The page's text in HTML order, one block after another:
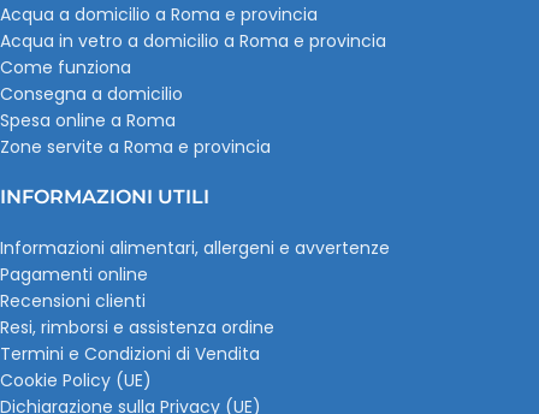
Acqua a domicilio a Roma e provincia
Acqua in vetro a domicilio a Roma e provincia
Come funziona
Consegna a domicilio
Spesa online a Roma
Zone servite a Roma e provincia
INFORMAZIONI UTILI
Informazioni alimentari, allergeni e avvertenze
Pagamenti online
Recensioni clienti
Resi, rimborsi e assistenza ordine
Termini e Condizioni di Vendita
Cookie Policy (UE)
Dichiarazione sulla Privacy (UE)